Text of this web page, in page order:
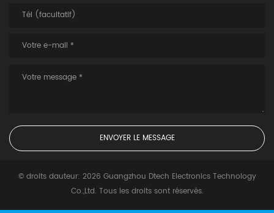
© droits dauteur: 2026 Guangzhou Dtech Electronics Technology
Co.,Ltd. Tous les droits sont réservés.